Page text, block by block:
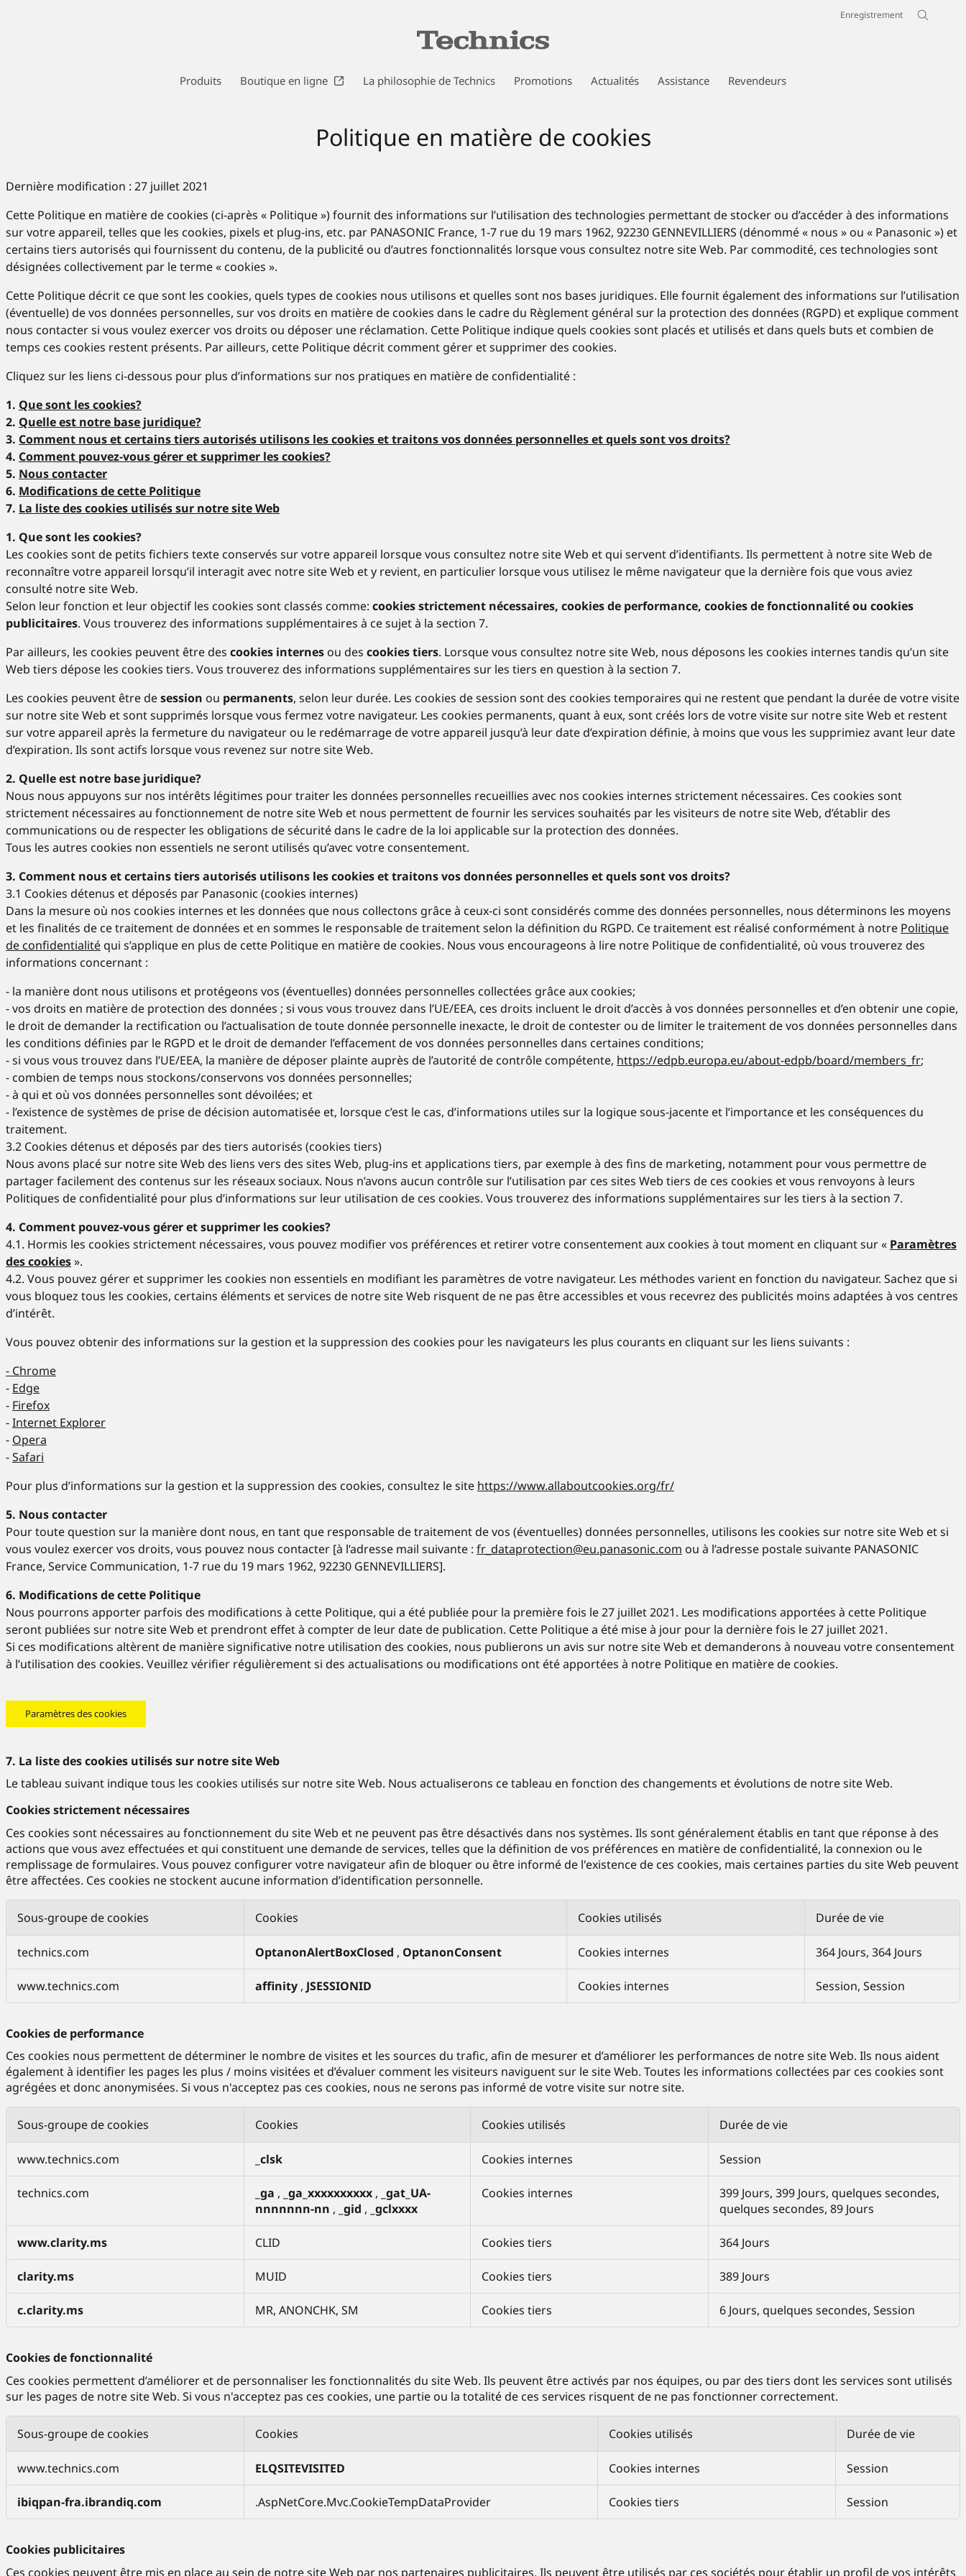
Produits Boutique en ligne La philosophie de Technics Promotions Actualités Assistance Revendeurs
Enregistrement
Politique en matière de cookies
Dernière modification : 27 juillet 2021
Cette Politique en matière de cookies (ci-après « Politique ») fournit des informations sur l’utilisation des technologies permettant de stocker ou d’accéder à des informations
sur votre appareil, telles que les cookies, pixels et plug-ins, etc. par PANASONIC France, 1-7 rue du 19 mars 1962, 92230 GENNEVILLIERS (dénommé « nous » ou « Panasonic ») et
certains tiers autorisés qui fournissent du contenu, de la publicité ou d’autres fonctionnalités lorsque vous consultez notre site Web. Par commodité, ces technologies sont
désignées collectivement par le terme « cookies ».
Cette Politique décrit ce que sont les cookies, quels types de cookies nous utilisons et quelles sont nos bases juridiques. Elle fournit également des informations sur l’utilisation
(éventuelle) de vos données personnelles, sur vos droits en matière de cookies dans le cadre du Règlement général sur la protection des données (RGPD) et explique comment
nous contacter si vous voulez exercer vos droits ou déposer une réclamation. Cette Politique indique quels cookies sont placés et utilisés et dans quels buts et combien de
temps ces cookies restent présents. Par ailleurs, cette Politique décrit comment gérer et supprimer des cookies.
Cliquez sur les liens ci-dessous pour plus d’informations sur nos pratiques en matière de confidentialité :
1. Que sont les cookies?
2. Quelle est notre base juridique?
3. Comment nous et certains tiers autorisés utilisons les cookies et traitons vos données personnelles et quels sont vos droits?
4. Comment pouvez-vous gérer et supprimer les cookies?
5. Nous contacter
6. Modifications de cette Politique
7. La liste des cookies utilisés sur notre site Web
1. Que sont les cookies?
Les cookies sont de petits fichiers texte conservés sur votre appareil lorsque vous consultez notre site Web et qui servent d’identifiants. Ils permettent à notre site Web de
reconnaître votre appareil lorsqu’il interagit avec notre site Web et y revient, en particulier lorsque vous utilisez le même navigateur que la dernière fois que vous aviez
consulté notre site Web.
Selon leur fonction et leur objectif les cookies sont classés comme: cookies strictement nécessaires, cookies de performance, cookies de fonctionnalité ou cookies
publicitaires. Vous trouverez des informations supplémentaires à ce sujet à la section 7.
Par ailleurs, les cookies peuvent être des cookies internesou des cookies tiers. Lorsque vous consultez notre site Web, nous déposons les cookies internes tandis qu’un site
Web tiers dépose les cookies tiers. Vous trouverez des informations supplémentaires sur les tiers en question à la section 7.
Les cookies peuvent être desession ou permanents, selon leur durée. Les cookies de session sont des cookies temporaires qui ne restent que pendant la durée de votre visite
sur notre site Web et sont supprimés lorsque vous fermez votre navigateur. Les cookies permanents, quant à eux, sont créés lors de votre visite sur notre site Web et restent
sur votre appareil après la fermeture du navigateur ou le redémarrage de votre appareil jusqu’à leur date d’expiration définie, à moins que vous les supprimiez avant leur date
d’expiration. Ils sont actifs lorsque vous revenez sur notre site Web.
2. Quelle est notre base juridique?
Nous nous appuyons sur nos intérêts légitimes pour traiter les données personnelles recueillies avec nos cookies internes strictement nécessaires. Ces cookies sont
strictement nécessaires au fonctionnement de notre site Web et nous permettent de fournir les services souhaités par les visiteurs de notre site Web, d’établir des
communications ou de respecter les obligations de sécurité dans le cadre de la loi applicable sur la protection des données.
Tous les autres cookies non essentiels ne seront utilisés qu’avec votre consentement.
3. Comment nous et certains tiers autorisés utilisons les cookies et traitons vos données personnelles et quels sont vos droits?
3.1 Cookies détenus et déposés par Panasonic (cookies internes)
Dans la mesure où nos cookies internes et les données que nous collectons grâce à ceux-ci sont considérés comme des données personnelles, nous déterminons les moyens
et les finalités de ce traitement de données et en sommes le responsable de traitement selon la définition du RGPD. Ce traitement est réalisé conformément à notre Politique
de confidentialitéqui s’applique en plus de cette Politique en matière de cookies. Nous vous encourageons à lire notre Politique de confidentialité, où vous trouverez des
informations concernant :
- la manière dont nous utilisons et protégeons vos (éventuelles) données personnelles collectées grâce aux cookies;
- vos droits en matière de protection des données ; si vous vous trouvez dans l’UE/EEA, ces droits incluent le droit d’accès à vos données personnelles et d’en obtenir une copie,
le droit de demander la rectification ou l’actualisation de toute donnée personnelle inexacte, le droit de contester ou de limiter le traitement de vos données personnelles dans
les conditions définies par le RGPD et le droit de demander l’effacement de vos données personnelles dans certaines conditions;
- si vous vous trouvez dans l’UE/EEA, la manière de déposer plainte auprès de l’autorité de contrôle compétente, https://edpb.europa.eu/about-edpb/board/members_fr;
- combien de temps nous stockons/conservons vos données personnelles;
- à qui et où vos données personnelles sont dévoilées; et
- l’existence de systèmes de prise de décision automatisée et, lorsque c’est le cas, d’informations utiles sur la logique sous-jacente et l’importance et les conséquences du
traitement.
3.2 Cookies détenus et déposés par des tiers autorisés (cookies tiers)
Nous avons placé sur notre site Web des liens vers des sites Web, plug-ins et applications tiers, par exemple à des fins de marketing, notamment pour vous permettre de
partager facilement des contenus sur les réseaux sociaux. Nous n’avons aucun contrôle sur l’utilisation par ces sites Web tiers de ces cookies et vous renvoyons à leurs
Politiques de confidentialité pour plus d’informations sur leur utilisation de ces cookies. Vous trouverez des informations supplémentaires sur les tiers à la section 7.
4. Comment pouvez-vous gérer et supprimer les cookies?
4.1. Hormis les cookies strictement nécessaires, vous pouvez modifier vos préférences et retirer votre consentement aux cookies à tout moment en cliquant sur « Paramètres
des cookies».
4.2. Vous pouvez gérer et supprimer les cookies non essentiels en modifiant les paramètres de votre navigateur. Les méthodes varient en fonction du navigateur. Sachez que si
vous bloquez tous les cookies, certains éléments et services de notre site Web risquent de ne pas être accessibles et vous recevrez des publicités moins adaptées à vos centres
d’intérêt.
Vous pouvez obtenir des informations sur la gestion et la suppression des cookies pour les navigateurs les plus courants en cliquant sur les liens suivants :
- Chrome
- Edge
- Firefox
-Internet Explorer
- Opera
-Safari
Pour plus d’informations sur la gestion et la suppression des cookies, consultez le site https://www.allaboutcookies.org/fr/
5. Nous contacter
Pour toute question sur la manière dont nous, en tant que responsable de traitement de vos (éventuelles) données personnelles, utilisons les cookies sur notre site Web et si
vous voulez exercer vos droits, vous pouvez nous contacter [à l’adresse mail suivante : fr_dataprotection@eu.panasonic.com ou à l’adresse postale suivante PANASONIC
France, Service Communication, 1-7 rue du 19 mars 1962, 92230 GENNEVILLIERS].
6. Modifications de cette Politique
Nous pourrons apporter parfois des modifications à cette Politique, qui a été publiée pour la première fois le 27 juillet 2021. Les modifications apportées à cette Politique
seront publiées sur notre site Web et prendront effet à compter de leur date de publication. Cette Politique a été mise à jour pour la dernière fois le 27 juillet 2021.
Si ces modifications altèrent de manière significative notre utilisation des cookies, nous publierons un avis sur notre site Web et demanderons à nouveau votre consentement
à l’utilisation des cookies. Veuillez vérifier régulièrement si des actualisations ou modifications ont été apportées à notre Politique en matière de cookies.
Paramètres des cookies
7. La liste des cookies utilisés sur notre site Web
Le tableau suivant indique tous les cookies utilisés sur notre site Web. Nous actualiserons ce tableau en fonction des changements et évolutions de notre site Web.
Cookies strictement nécessaires
Ces cookies sont nécessaires au fonctionnement du site Web et ne peuvent pas être désactivés dans nos systèmes. Ils sont généralement établis en tant que réponse à des
actions que vous avez effectuées et qui constituent une demande de services, telles que la définition de vos préférences en matière de confidentialité, la connexion ou le
remplissage de formulaires. Vous pouvez configurer votre navigateur afin de bloquer ou être informé de l'existence de ces cookies, mais certaines parties du site Web peuvent
être affectées. Ces cookies ne stockent aucune information d’identification personnelle.
o
i
s
s
t
r
e
n
c
s
a
r
s
Sous-groupe de cookies Cookies Cookies utilisés Durée de vie
technics.com OptanonAlertBoxClosed , OptanonConsent Cookies internes 364 Jours, 364 Jours
www.technics.com affinity , JSESSIONID Cookies internes Session, Session
Cookies de performance
Ces cookies nous permettent de déterminer le nombre de visites et les sources du trafic, afin de mesurer et d’améliorer les performances de notre site Web. Ils nous aident
également à identifier les pages les plus / moins visitées et d’évaluer comment les visiteurs naviguent sur le site Web. Toutes les informations collectées par ces cookies sont
agrégées et donc anonymisées. Si vous n'acceptez pas ces cookies, nous ne serons pas informé de votre visite sur notre site.
o
e
d
p
r
o
m
a
n
e
Sous-groupe de cookies Cookies Cookies utilisés Durée de vie
www.technics.com _clsk Cookies internes Session
technics.com _ga , _ga_xxxxxxxxxx , _gat_UA-
nnnnnnn-nn , _gid , _gclxxxx
Cookies internes
399 Jours, 399 Jours, quelques secondes,
quelques secondes, 89 Jours
www.clarity.ms CLID Cookies tiers 364 Jours
clarity.ms MUID Cookies tiers 389 Jours
c.clarity.ms MR, ANONCHK, SM Cookies tiers 6 Jours, quelques secondes, Session
Cookies de fonctionnalité
Ces cookies permettent d’améliorer et de personnaliser les fonctionnalités du site Web. Ils peuvent être activés par nos équipes, ou par des tiers dont les services sont utilisés
sur les pages de notre site Web. Si vous n'acceptez pas ces cookies, une partie ou la totalité de ces services risquent de ne pas fonctionner correctement.
o
i
s
d
Sous-groupe de cookies Cookies Cookies utilisés Durée de vie
www.technics.com ELQSITEVISITED Cookies internes Session
ibiqpan-fra.ibrandiq.com .AspNetCore.Mvc.CookieTempDataProvider Cookies tiers Session
Cookies publicitaires
Ces cookies peuvent être mis en place au sein de notre site Web par nos partenaires publicitaires. Ils peuvent être utilisés par ces sociétés pour établir un profil de vos intérêts